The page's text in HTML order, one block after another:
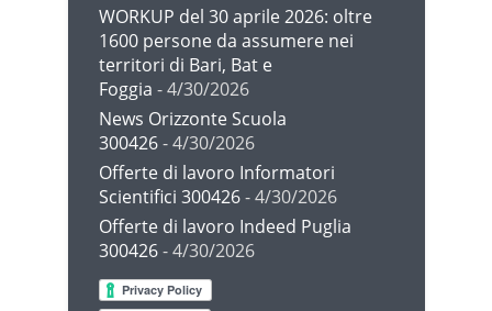
WORKUP del 30 aprile 2026: oltre
1600 persone da assumere nei
territori di Bari, Bat e
Foggia - 4/30/2026
News Orizzonte Scuola
300426- 4/30/2026
Offerte di lavoro Informatori
Scientifici 300426- 4/30/2026
Offerte di lavoro Indeed Puglia
300426- 4/30/2026